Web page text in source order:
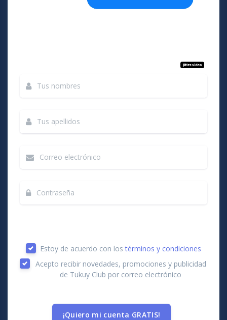
Estoy de acuerdo con lostérminos y condiciones
Acepto recibir novedades, promociones y publicidad
de Tukuy Club por correo electrónico
¡Quiero mi cuenta GRATIS!